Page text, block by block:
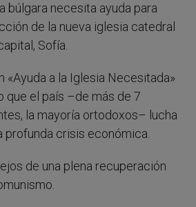
búlgara necesita ayuda para
de la nueva iglesia catedral
Sofía.
«Ayuda a la Iglesia Necesitada»
que el país –de más de 7
la mayoría ortodoxos– lucha
profunda crisis económica.
de una plena recuperación